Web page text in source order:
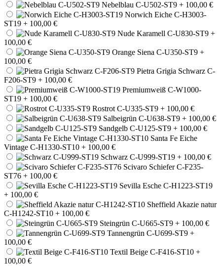
Nebelblau C-U502-ST9 + 100,00 €
Norwich Eiche C-H3003-
ST19 + 100,00 €
Nude Karamell C-U830-ST9 +
100,00 €
Orange Siena C-U350-ST9 +
100,00 €
Pietra Grigia Schwarz C-
F206-ST9 + 100,00 €
Premiumweiß C-W1000-
ST19 + 100,00 €
Rostrot C-U335-ST9 + 100,00 €
Salbeigrün C-U638-ST9 + 100,00 €
Sandgelb C-U125-ST9 + 100,00 €
Santa Fe Eiche
Vintage C-H1330-ST10 + 100,00 €
Schwarz C-U999-ST19 + 100,00 €
Scivaro Schiefer C-F235-
ST76 + 100,00 €
Sevilla Esche C-H1223-ST19
+ 100,00 €
Sheffield Akazie natur
C-H1242-ST10 + 100,00 €
Steingrün C-U665-ST9 + 100,00 €
Tannengrün C-U699-ST9 +
100,00 €
Textil Beige C-F416-ST10 +
100,00 €